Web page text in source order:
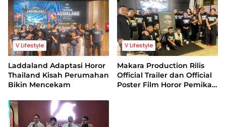
V Lifestyle
Laddaland Adaptasi Horor
Thailand Kisah Perumahan
Bikin Mencekam
V Lifestyle
Makara Production Rilis
Official Trailer dan Official
Poster Film Horor Pemikat